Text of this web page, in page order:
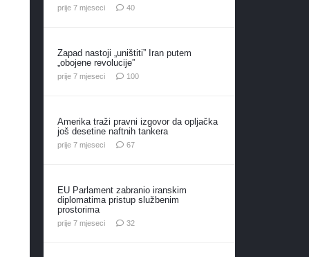
prije 7 mjeseci 40komentara
Zapad nastoji „uništiti” Iran putem
„obojene revolucije”
prije 7 mjeseci 100komentara
Amerika traži pravni izgovor da opljačka
još desetine naftnih tankera
prije 7 mjeseci 67komentara
EU Parlament zabranio iranskim
diplomatima pristup službenim
prostorima
prije 7 mjeseci 32komentara